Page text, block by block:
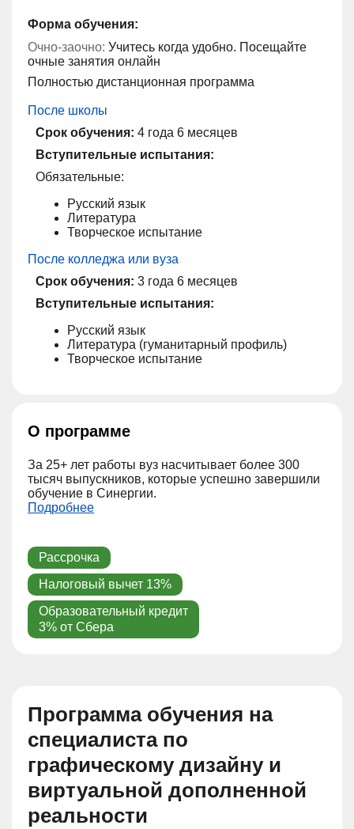
Форма обучения:
Очно-заочно: Учитесь когда удобно. Посещайте
очные занятия онлайн
Полностью дистанционная программа
После школы
Срок обучения: 4 года 6 месяцев
Вступительные испытания:
Обязательные:
Русский язык
Литература
Творческое испытание
После колледжа или вуза
Срок обучения: 3 года 6 месяцев
Вступительные испытания:
Русский язык
Литература (гуманитарный профиль)
Творческое испытание
О программе
За 25+ лет работы вуз насчитывает более 300
тысяч выпускников, которые успешно завершили
обучение в ‎Синергии.
Подробнее
Рассрочка
Налоговый вычет 13%
Образовательный кредит
3% от Сбера
Программа обучения на
специалиста по
графическому дизайну и
виртуальной дополненной
реальности